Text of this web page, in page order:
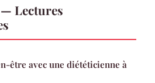
Lectures
être avec une diététicienne à